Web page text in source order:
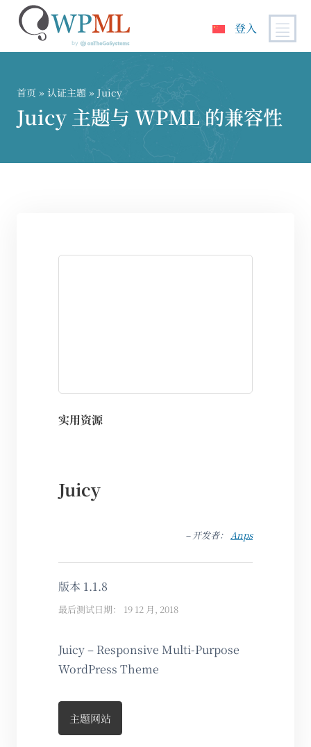
登入
首页 » 认证主题 » Juicy
Juicy 主题与 WPML 的兼容性
实用资源
Juicy
– 开发者： Anps
版本 1.1.8
最后测试日期： 19 12 月, 2018
Juicy – Responsive Multi-Purpose
WordPress Theme
主题网站